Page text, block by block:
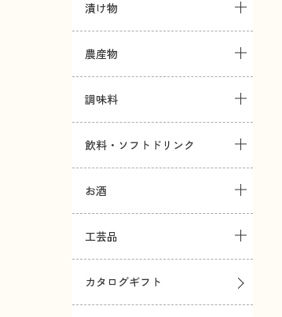
漬け物
農産物
調味料
飲料・ソフトドリンク
お酒
工芸品
カタログギフト